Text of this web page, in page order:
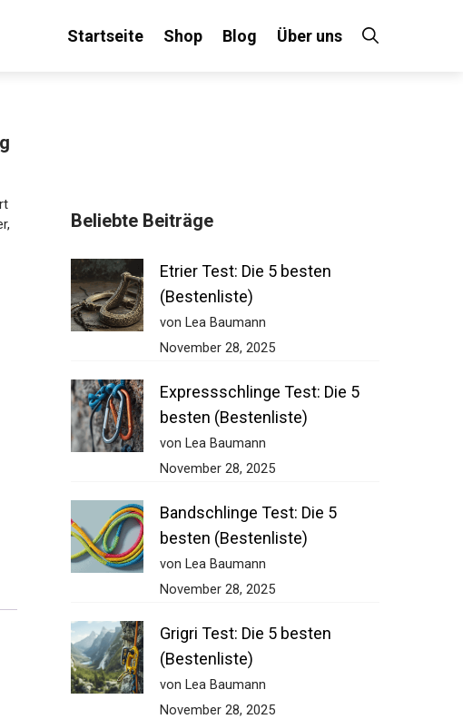
Startseite Shop Blog Über uns
Beliebte Beiträge
Etrier Test: Die 5 besten
(Bestenliste)
von Lea Baumann
November 28, 2025
Expressschlinge Test: Die 5
besten (Bestenliste)
von Lea Baumann
November 28, 2025
Bandschlinge Test: Die 5
besten (Bestenliste)
von Lea Baumann
November 28, 2025
Grigri Test: Die 5 besten
(Bestenliste)
von Lea Baumann
November 28, 2025